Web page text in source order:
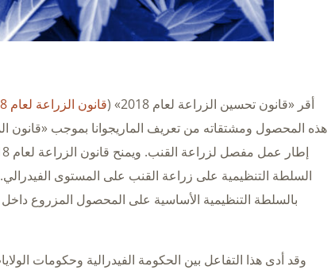
أقر «قانون تحسين الزراعة لعام 2018» ( قانون الزراعة لعام 2018
السلطة التنظيمية على زراعة القنب على المستوى الفيدرالي.
بالسلطة التنظيمية الأساسية على المحصول المزروع
وقد أدى هذا التفاعل بين الحكومة الفيدرالية وحكومات